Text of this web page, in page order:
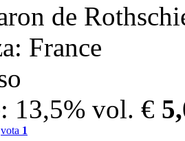
de
: France
: 13,5% vol. €
vota 1